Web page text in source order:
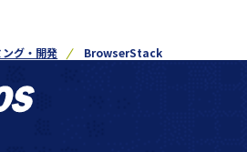
グ・開発 BrowserStack